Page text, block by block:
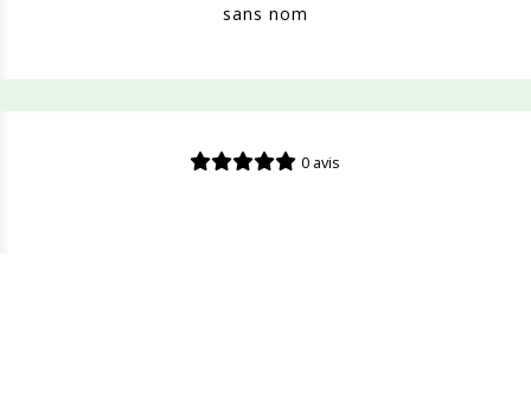
sans nom
0 avis